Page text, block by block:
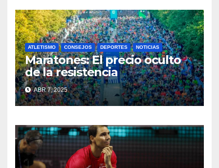
ATLETISMO CONSEJOS DEPORTES NOTICIAS
Maratones: El precio oculto
de la resistencia
ABR 7, 2025